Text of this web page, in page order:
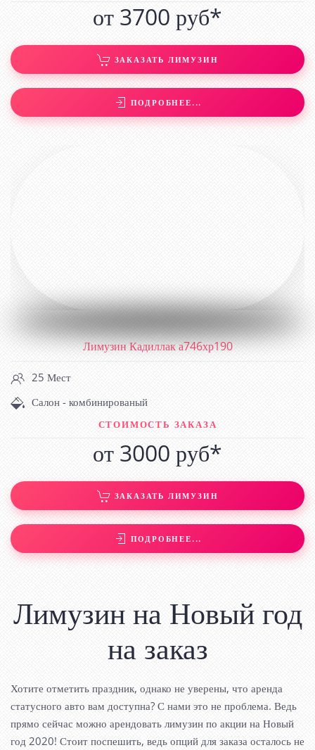
от 3700 руб*
ЗАКАЗАТЬ ЛИМУЗИН
ПОДРОБНЕЕ...
Лимузин Кадиллак а746хр190
25 Мест
Салон - комбинированый
СТОИМОСТЬ ЗАКАЗА
от 3000 руб*
ЗАКАЗАТЬ ЛИМУЗИН
ПОДРОБНЕЕ...
Лимузин на Новый год
на заказ
Хотите отметить праздник, однако не уверены, что аренда
статусного авто вам доступна? С нами это не проблема. Ведь
прямо сейчас можно арендовать лимузин по акции на Новый
год 2020! Стоит поспешить, ведь опций для заказа осталось не